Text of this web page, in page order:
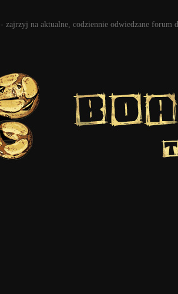
- zajrzyj na aktualne, codziennie odwiedzane forum